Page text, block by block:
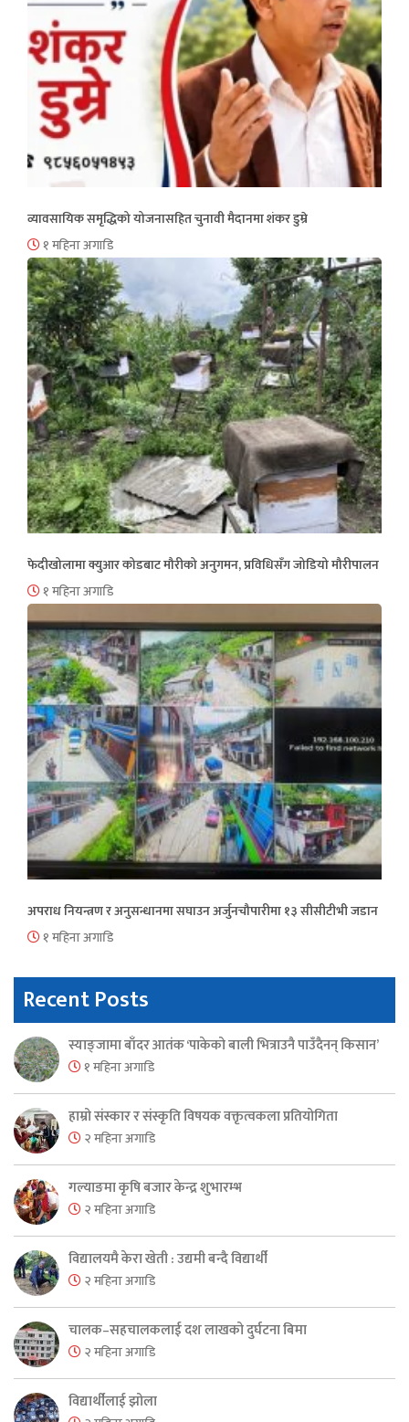
व्यावसायिक समृद्धिको योजनासहित चुनावी मैदानमा शंकर डुम्रे
१ महिना अगाडि
फेदीखोलामा क्युआर कोडबाट मौरीको अनुगमन, प्रविधिसँग जोडियो मौरीपालन
१ महिना अगाडि
अपराध नियन्त्रण र अनुसन्धानमा सघाउन अर्जुनचौपारीमा १३ सीसीटीभी जडान
१ महिना अगाडि
Recent Posts
स्याङ्जामा बाँदर आतंक ‘पाकेको बाली भित्राउनै पाउँदैनन् किसान’
१ महिना अगाडि
हाम्रो संस्कार र संस्कृति विषयक वक्तृत्वकला प्रतियोगिता
२ महिना अगाडि
गल्याङमा कृषि बजार केन्द्र शुभारम्भ
२ महिना अगाडि
विद्यालयमै केरा खेती : उद्यमी बन्दै विद्यार्थी
२ महिना अगाडि
चालक–सहचालकलाई दश लाखको दुर्घटना बिमा
२ महिना अगाडि
विद्यार्थीलाई झोला